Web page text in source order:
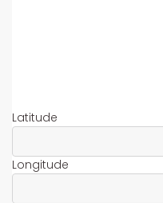
Latitude
Longitude